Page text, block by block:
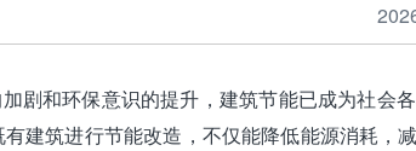
和环保意识的提升，建筑节能已成为社会
建筑进行节能改造，不仅能降低能源消耗